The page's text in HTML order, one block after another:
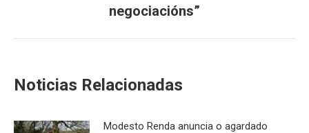
post:
negociacións”
Noticias Relacionadas
Modesto Renda anuncia o agardado